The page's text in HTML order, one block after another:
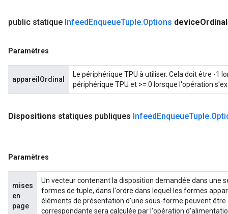
public statique InfeedEnqueueTuple.Options deviceOrdinal
Paramètres
appareilOrdinal
Le périphérique TPU à utiliser. Cela doit être -1
périphérique TPU et >= 0 lorsque l'opération
Dispositions statiques publiques InfeedEnqueueTuple.
Paramètres
mises
en
page
Un vecteur contenant la disposition demandée dans une
formes de tuple, dans l'ordre dans lequel les formes
éléments de présentation d'une sous-forme peuvent être
correspondante sera calculée par l'opération